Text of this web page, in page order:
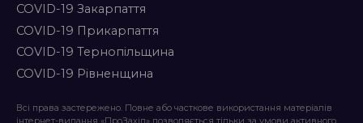
COVID-19 Закарпаття
COVID-19 Прикарпаття
COVID-19 Тернопільщина
COVID-19 Рівненщина
Всі права застережено. Повне або часткове використання матеріалів
інтернет-видання «ПроЗахід» дозволяється тільки за умови активного,